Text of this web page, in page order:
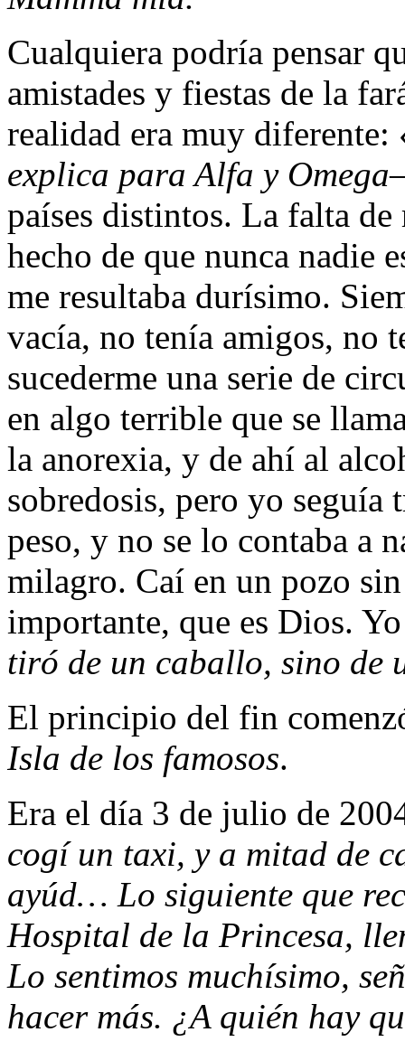
Cualquiera podría pensar
amistades y fiestas de la
realidad era muy
explica para Alfa y Omega
países distintos. La falta de
hecho de que nunca nadie
me resultaba durísimo.
vacía, no tenía amigos, no
sucederme una serie de
en algo terrible que se
la anorexia, y de ahí al
sobredosis, pero yo
peso, y no se lo contaba a
milagro. Caí en un pozo
importante, que es Dios.
tiró de un caballo, sino de
El principio del fin
Isla de los famosos.
Era el día 3 de julio de
cogí un taxi, y a mitad de
ayúd… Lo siguiente que
Hospital de la Princesa,
Lo sentimos muchísimo,
hacer más. ¿A quién hay